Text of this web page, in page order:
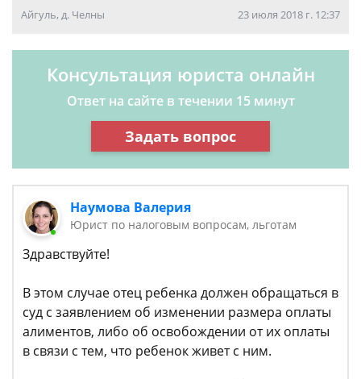
Айгуль, д. Челны 23 июля 2018 г. 12:37
Консультация юриста онлайн
Ответ на сайте в течении 15 минут
Задать вопрос
Наумова Валерия
Юрист по налоговым вопросам, льготам
Здравствуйте!
В этом случае отец ребенка должен обращаться в
суд с заявлением об изменении размера оплаты
алиментов, либо об освобождении от их оплаты
в связи с тем, что ребенок живет с ним.